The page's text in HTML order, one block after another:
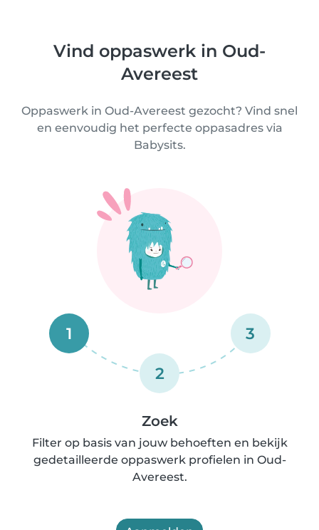
Vind oppaswerk in Oud-
Avereest
Oppaswerk in Oud-Avereest gezocht? Vind snel
en eenvoudig het perfecte oppasadres via
Babysits.
1
2
3
Zoek
Filter op basis van jouw behoeften en bekijk
gedetailleerde oppaswerk profielen in Oud-
Avereest.